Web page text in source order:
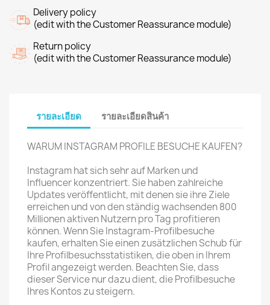
Delivery policy
(edit with the Customer Reassurance module)
Return policy
(edit with the Customer Reassurance module)
รายละเอียด รายละเอียดสินค้า
WARUM INSTAGRAM PROFILE BESUCHE KAUFEN?
Instagram hat sich sehr auf Marken und
Influencer konzentriert. Sie haben zahlreiche
Updates veröffentlicht, mit denen sie ihre Ziele
erreichen und von den ständig wachsenden 800
Millionen aktiven Nutzern pro Tag profitieren
können. Wenn Sie Instagram-Profilbesuche
kaufen, erhalten Sie einen zusätzlichen Schub für
Ihre Profilbesuchsstatistiken, die oben in Ihrem
Profil angezeigt werden. Beachten Sie, dass
dieser Service nur dazu dient, die Profilbesuche
Ihres Kontos zu steigern.